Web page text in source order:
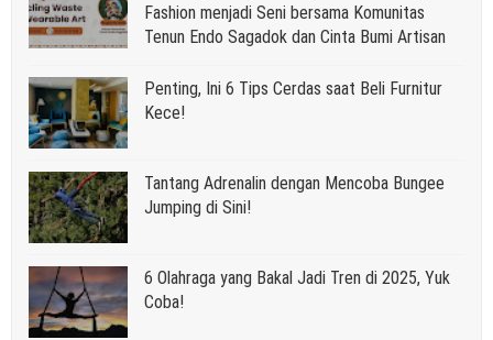
Fashion menjadi Seni bersama Komunitas
Tenun Endo Sagadok dan Cinta Bumi Artisan
Penting, Ini 6 Tips Cerdas saat Beli Furnitur
Kece!
Tantang Adrenalin dengan Mencoba Bungee
Jumping di Sini!
6 Olahraga yang Bakal Jadi Tren di 2025, Yuk
Coba!